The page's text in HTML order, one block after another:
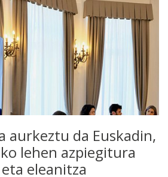
aurkeztu da Euskadin,
lehen azpiegitura
eleanitza